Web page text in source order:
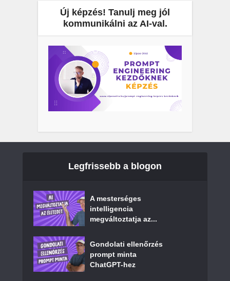
Új képzés! Tanulj meg jól
kommunikálni az AI-val.
Legfrissebb a blogon
A mesterséges
intelligencia
megváltoztatja az...
Gondolati ellenőrzés
prompt minta
ChatGPT-hez